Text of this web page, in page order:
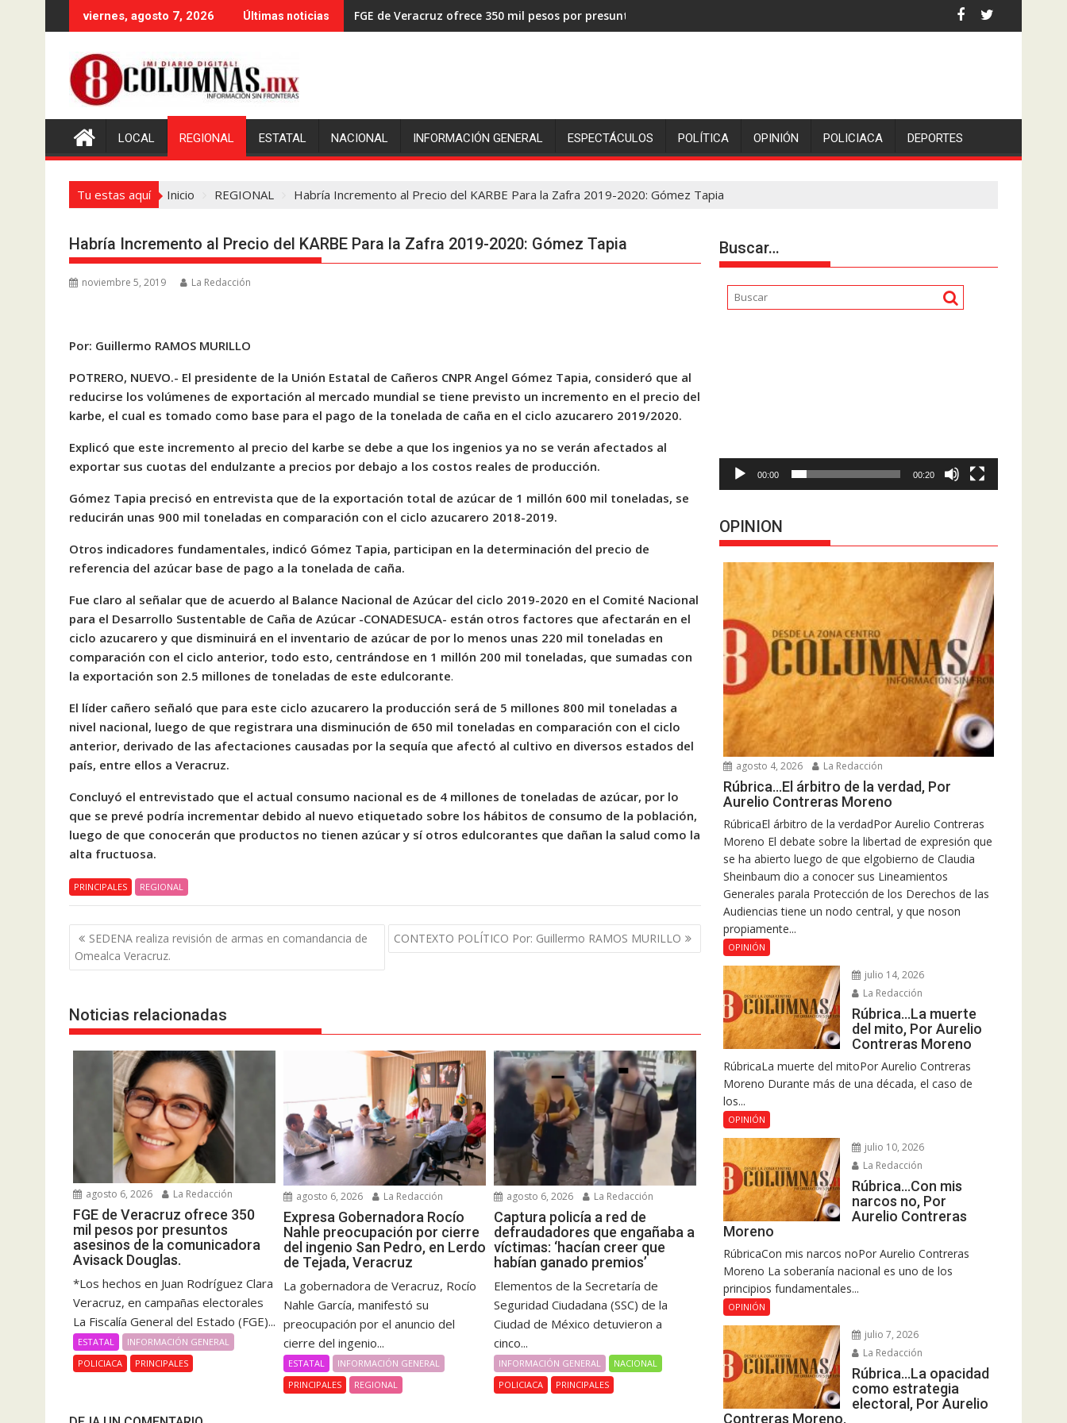
al
viernes, agosto 7, 2026 Últimas noticias FGE de Veracruz ofrece 350 mil pesos por presuntos asesinos de la comunicadora Avisack Douglas.
LOCAL REGIONAL ESTATAL NACIONAL INFORMACIÓN GENERAL ESPECTÁCULOS POLÍTICA OPINIÓN POLICIACA DEPORTES
Tu estas aquí Inicio REGIONAL Habría Incremento al Precio del KARBE Para la Zafra 2019-2020: Gómez Tapia
Habría Incremento al Precio del KARBE Para la Zafra 2019-2020: Gómez Tapia
noviembre 5, 2019 La Redacción
Por: Guillermo RAMOS MURILLO
POTRERO, NUEVO.- El presidente de la Unión Estatal de Cañeros CNPR Angel Gómez Tapia, consideró que al
reducirse los volúmenes de exportación al mercado mundial se tiene previsto un incremento en el precio del
karbe, el cual es tomado como base para el pago de la tonelada de caña en el ciclo azucarero 2019/2020.
Explicó que este incremento al precio del karbe se debe a que los ingenios ya no se verán afectados al
exportar sus cuotas del endulzante a precios por debajo a los costos reales de producción.
Gómez Tapia precisó en entrevista que de la exportación total de azúcar de 1 millón 600 mil toneladas, se
reducirán unas 900 mil toneladas en comparación con el ciclo azucarero 2018-2019.
Otros indicadores fundamentales, indicó Gómez Tapia, participan en la determinación del precio de
referencia del azúcar base de pago a la tonelada de caña.
Fue claro al señalar que de acuerdo al Balance Nacional de Azúcar del ciclo 2019-2020 en el Comité Nacional
para el Desarrollo Sustentable de Caña de Azúcar -CONADESUCA- están otros factores que afectarán en el
ciclo azucarero y que disminuirá en el inventario de azúcar de por lo menos unas 220 mil toneladas en
comparación con el ciclo anterior, todo esto, centrándose en 1 millón 200 mil toneladas, que sumadas con
la exportación son 2.5 millones de toneladas de este edulcorante.
El líder cañero señaló que para este ciclo azucarero la producción será de 5 millones 800 mil toneladas a
nivel nacional, luego de que registrara una disminución de 650 mil toneladas en comparación con el ciclo
anterior, derivado de las afectaciones causadas por la sequía que afectó al cultivo en diversos estados del
país, entre ellos a Veracruz.
Concluyó el entrevistado que el actual consumo nacional es de 4 millones de toneladas de azúcar, por lo
que se prevé podría incrementar debido al nuevo etiquetado sobre los hábitos de consumo de la población,
luego de que conocerán que productos no tienen azúcar y sí otros edulcorantes que dañan la salud como la
alta fructuosa.
PRINCIPALES REGIONAL
Navegación
de
entradas
SEDENA realiza revisión de armas en comandancia de
Omealca Veracruz.
CONTEXTO POLÍTICO Por: Guillermo RAMOS MURILLO
Noticias relacionadas
agosto 6, 2026 La Redacción
FGE de Veracruz ofrece 350
mil pesos por presuntos
asesinos de la comunicadora
Avisack Douglas.
*Los hechos en Juan Rodríguez Clara
Veracruz, en campañas electorales
La Fiscalía General del Estado (FGE)...
ESTATAL
INFORMACIÓN GENERAL
POLICIACA
PRINCIPALES
agosto 6, 2026 La Redacción
Expresa Gobernadora Rocío
Nahle preocupación por cierre
del ingenio San Pedro, en Lerdo
de Tejada, Veracruz
La gobernadora de Veracruz, Rocío
Nahle García, manifestó su
preocupación por el anuncio del
cierre del ingenio...
ESTATAL
INFORMACIÓN GENERAL
PRINCIPALES
REGIONAL
agosto 6, 2026 La Redacción
Captura policía a red de
defraudadores que engañaba a
víctimas: ‘hacían creer que
habían ganado premios’
Elementos de la Secretaría de
Seguridad Ciudadana (SSC) de la
Ciudad de México detuvieron a
cinco...
INFORMACIÓN GENERAL
NACIONAL
POLICIACA
PRINCIPALES
Buscar…
00:00 00:20
OPINION
agosto 4, 2026 La Redacción
Rúbrica…El árbitro de la verdad, Por
Aurelio Contreras Moreno
RúbricaEl árbitro de la verdadPor Aurelio Contreras
Moreno El debate sobre la libertad de expresión que
se ha abierto luego de que elgobierno de Claudia
Sheinbaum dio a conocer sus Lineamientos
Generales parala Protección de los Derechos de las
Audiencias tiene un nodo central, y que noson
propiamente...
OPINIÓN
julio 14, 2026
La Redacción
Rúbrica…La muerte
del mito, Por Aurelio
Contreras Moreno
RúbricaLa muerte del mitoPor Aurelio Contreras
Moreno Durante más de una década, el caso de
los...
OPINIÓN
julio 10, 2026
La Redacción
Rúbrica…Con mis
narcos no, Por
Aurelio Contreras
Moreno
RúbricaCon mis narcos noPor Aurelio Contreras
Moreno La soberanía nacional es uno de los
principios fundamentales...
OPINIÓN
julio 7, 2026
La Redacción
Rúbrica…La opacidad
como estrategia
electoral, Por Aurelio
Contreras Moreno.